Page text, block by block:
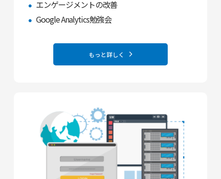
エンゲージメントの改善
Google Analytics勉強会
もっと詳しく